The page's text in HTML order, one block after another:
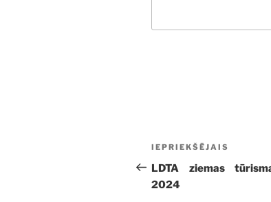
Ziņu
izvēlne
Iepriekšējā
ziņa:
IEPRIEKŠĒJAIS
LDTA ziemas
2024